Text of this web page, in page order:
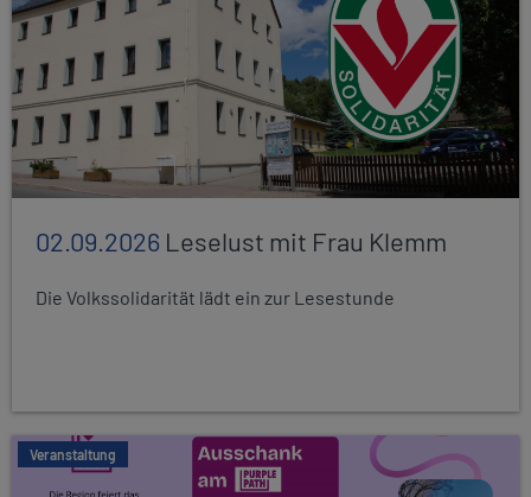
02.09.2026 Leselust mit Frau Klemm
Die Volkssolidarität lädt ein zur Lesestunde
Veranstaltung